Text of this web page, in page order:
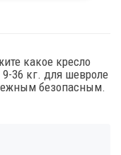
какое кресло
36 кг. для шевроле
безопасным.